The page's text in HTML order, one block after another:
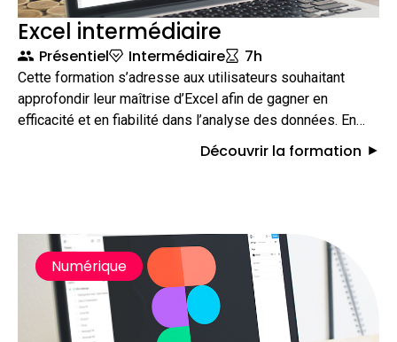
Excel intermédiaire
Présentiel Intermédiaire 7h
Cette formation s’adresse aux utilisateurs souhaitant
approfondir leur maîtrise d’Excel afin de gagner en
efficacité et en fiabilité dans l’analyse des données. En
une journée, les participants apprennent à utiliser des
Découvrir la formation
Numérique